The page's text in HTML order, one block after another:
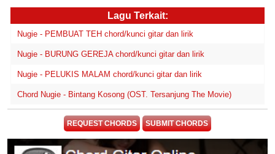
Lagu Terkait:
Nugie - PEMBUAT TEH chord/kunci gitar dan lirik
Nugie - BURUNG GEREJA chord/kunci gitar dan lirik
Nugie - PELUKIS MALAM chord/kunci gitar dan lirik
Chord Nugie - Bintang Kosong (OST. Tersanjung The Movie)
REQUEST CHORDS SUBMIT CHORDS